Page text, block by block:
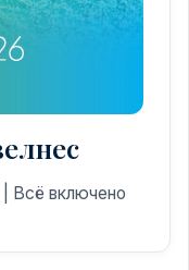
Всё включено